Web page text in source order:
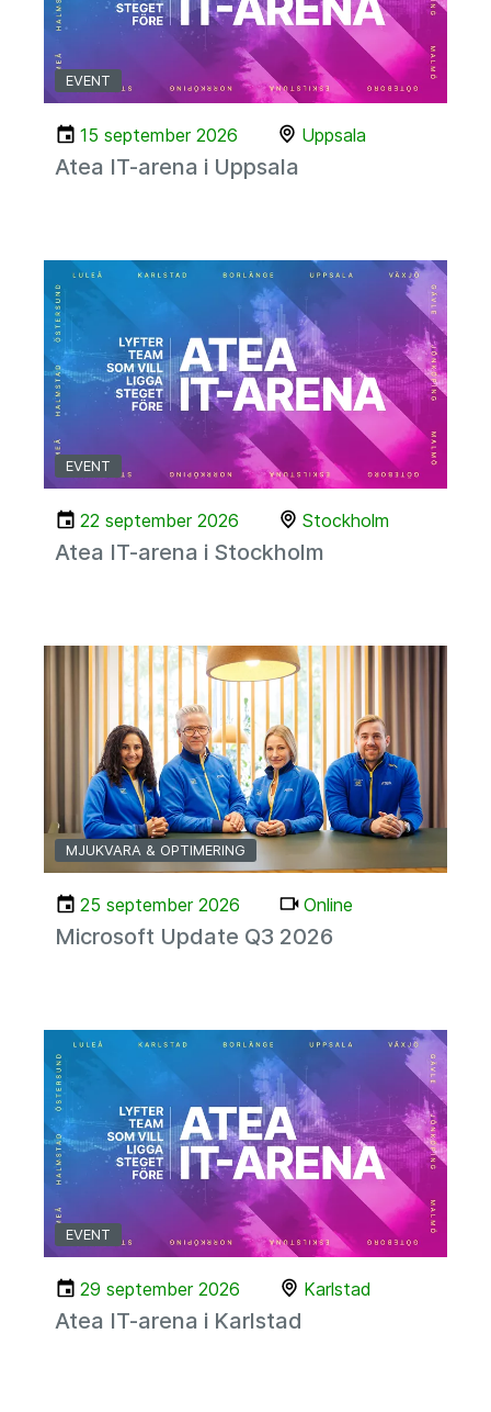
EVENT
15 september 2026 Uppsala
Atea IT-arena i Uppsala
EVENT
22 september 2026 Stockholm
Atea IT-arena i Stockholm
MJUKVARA & OPTIMERING
25 september 2026 Online
Microsoft Update Q3 2026
EVENT
29 september 2026 Karlstad
Atea IT-arena i Karlstad